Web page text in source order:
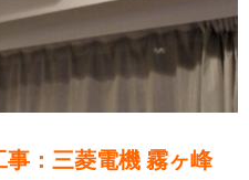
事：三菱電機 霧ヶ峰